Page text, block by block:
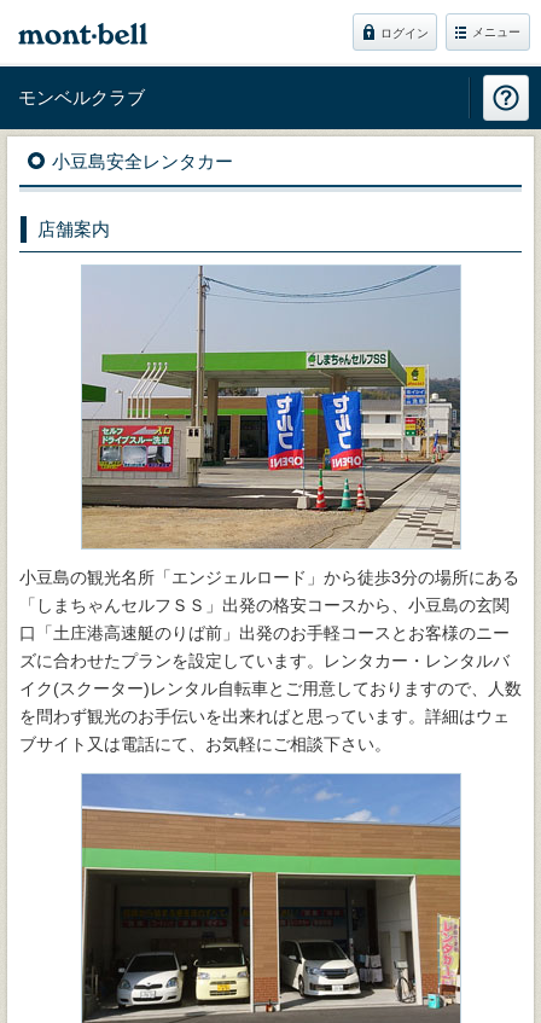
ログイン メニュー
モンベルクラブ
小豆島安全レンタカー
店舗案内
小豆島の観光名所「エンジェルロード」から徒歩3分の場所にある
「しまちゃんセルフＳＳ」出発の格安コースから、小豆島の玄関
口「土庄港高速艇のりば前」出発のお手軽コースとお客様のニー
ズに合わせたプランを設定しています。レンタカー・レンタルバ
イク(スクーター)レンタル自転車とご用意しておりますので、人数
を問わず観光のお手伝いを出来ればと思っています。詳細はウェ
ブサイト又は電話にて、お気軽にご相談下さい。